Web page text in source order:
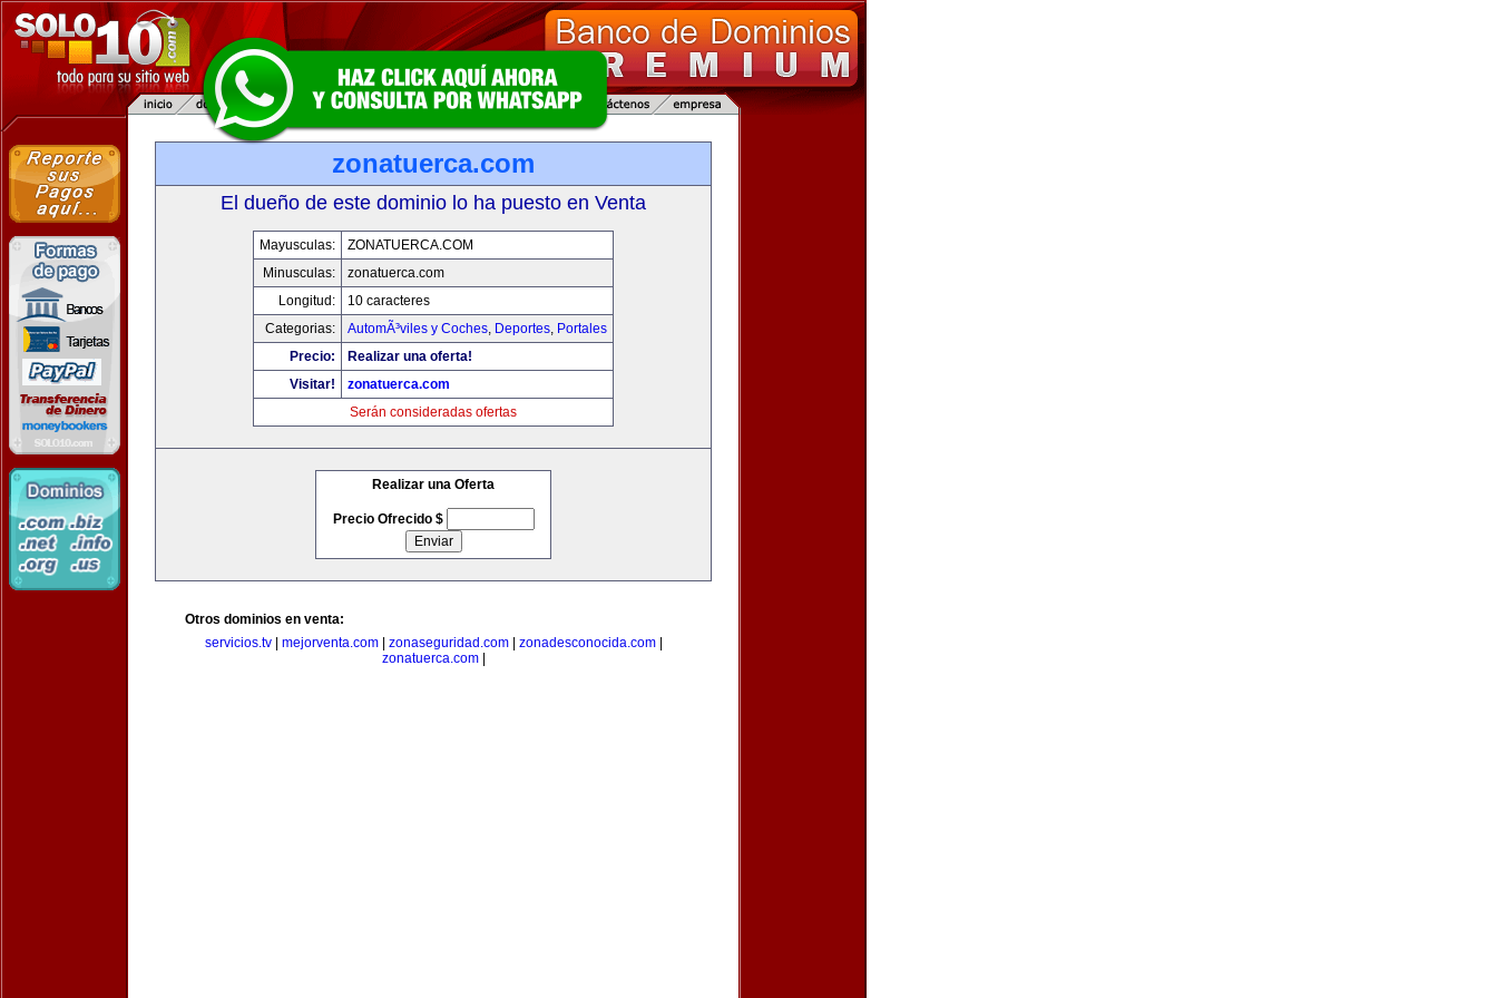
zonatuerca.com
El dueño de este dominio lo ha puesto en Venta
Mayusculas:
ZONATUERCA.COM
Minusculas:
zonatuerca.com
Longitud:
10 caracteres
Categorias:
AutomÃ³viles y Coches, Deportes, Portales
Precio:
Realizar una oferta!
Visitar!
zonatuerca.com
Serán consideradas ofertas
Realizar una Oferta
Precio Ofrecido $
Otros dominios en venta:
servicios.tv| mejorventa.com| zonaseguridad.com| zonadesconocida.com|
zonatuerca.com|